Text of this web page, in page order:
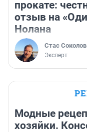
прокате:
отзыв на
Нолана
Стас Соколов
Эксперт
Модные
хозяйки.